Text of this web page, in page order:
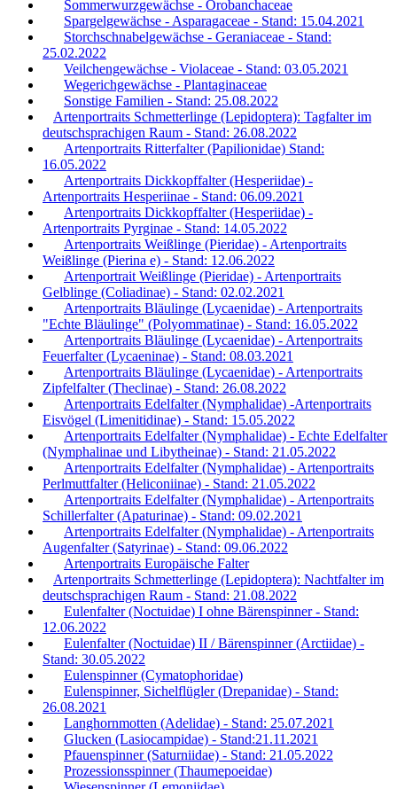
Sommerwurzgewächse - Orobanchaceae
Spargelgewächse - Asparagaceae - Stand: 15.04.2021
Storchschnabelgewächse - Geraniaceae - Stand:
25.02.2022
Veilchengewächse - Violaceae - Stand: 03.05.2021
Wegerichgewächse - Plantaginaceae
Sonstige Familien - Stand: 25.08.2022
Artenportraits Schmetterlinge (Lepidoptera): Tagfalter im
deutschsprachigen Raum - Stand: 26.08.2022
Artenportraits Ritterfalter (Papilionidae) Stand:
16.05.2022
Artenportraits Dickkopffalter (Hesperiidae) -
Artenportraits Hesperiinae - Stand: 06.09.2021
Artenportraits Dickkopffalter (Hesperiidae) -
Artenportraits Pyrginae - Stand: 14.05.2022
Artenportraits Weißlinge (Pieridae) - Artenportraits
Weißlinge (Pierina e) - Stand: 12.06.2022
Artenportrait Weißlinge (Pieridae) - Artenportraits
Gelblinge (Coliadinae) - Stand: 02.02.2021
Artenportraits Bläulinge (Lycaenidae) - Artenportraits
"Echte Bläulinge" (Polyommatinae) - Stand: 16.05.2022
Artenportraits Bläulinge (Lycaenidae) - Artenportraits
Feuerfalter (Lycaeninae) - Stand: 08.03.2021
Artenportraits Bläulinge (Lycaenidae) - Artenportraits
Zipfelfalter (Theclinae) - Stand: 26.08.2022
Artenportraits Edelfalter (Nymphalidae) -Artenportraits
Eisvögel (Limenitidinae) - Stand: 15.05.2022
Artenportraits Edelfalter (Nymphalidae) - Echte Edelfalter
(Nymphalinae und Libytheinae) - Stand: 21.05.2022
Artenportraits Edelfalter (Nymphalidae) - Artenportraits
Perlmuttfalter (Heliconiinae) - Stand: 21.05.2022
Artenportraits Edelfalter (Nymphalidae) - Artenportraits
Schillerfalter (Apaturinae) - Stand: 09.02.2021
Artenportraits Edelfalter (Nymphalidae) - Artenportraits
Augenfalter (Satyrinae) - Stand: 09.06.2022
Artenportraits Europäische Falter
Artenportraits Schmetterlinge (Lepidoptera): Nachtfalter im
deutschsprachigen Raum - Stand: 21.08.2022
Eulenfalter (Noctuidae) I ohne Bärenspinner - Stand:
12.06.2022
Eulenfalter (Noctuidae) II / Bärenspinner (Arctiidae) -
Stand: 30.05.2022
Eulenspinner (Cymatophoridae)
Eulenspinner, Sichelflügler (Drepanidae) - Stand:
26.08.2021
Langhornmotten (Adelidae) - Stand: 25.07.2021
Glucken (Lasiocampidae) - Stand:21.11.2021
Pfauenspinner (Saturniidae) - Stand: 21.05.2022
Prozessionsspinner (Thaumepoeidae)